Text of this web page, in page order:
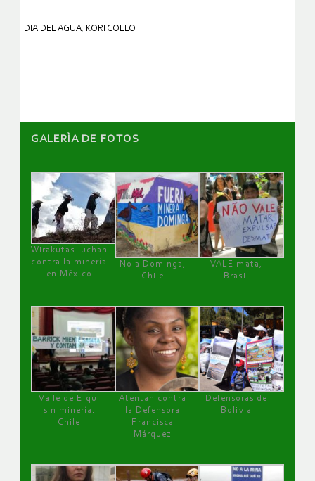
DIA DEL AGUA, KORI COLLO
GALERÌA DE FOTOS
Wirakutas luchan
contra la minería
en México
No a Dominga,
Chile
VALE mata,
Brasil
Valle de Elqui
sin minería.
Chile
Atentan contra
la Defensora
Francisca
Márquez
Defensoras de
Bolivia